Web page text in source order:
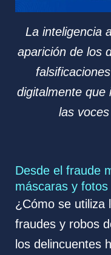
La inteligencia
aparición de los
digitalmente que
las
Desde el fraude
máscaras y
¿Cómo se utiliza
fraudes y robos
los delincuentes